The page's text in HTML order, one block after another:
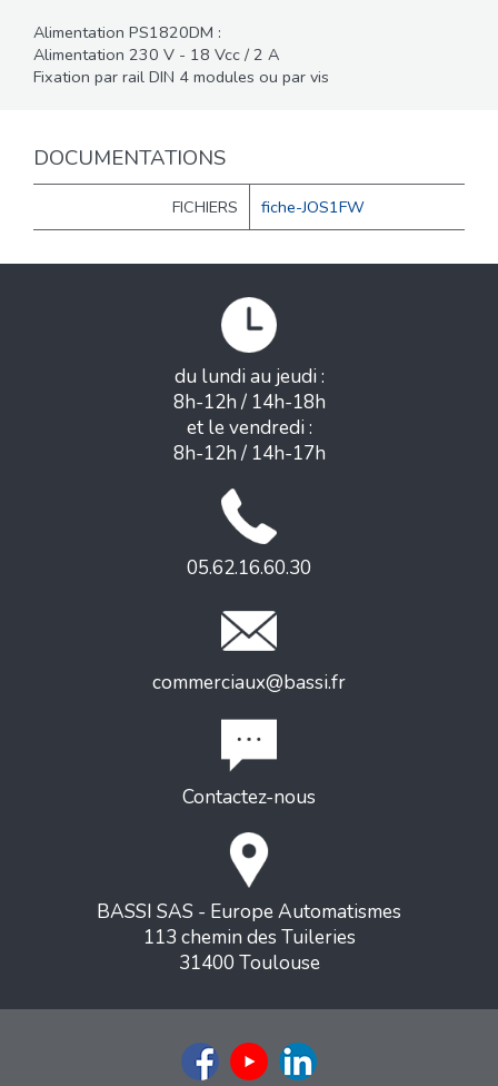
Alimentation PS1820DM :
Alimentation 230 V - 18 Vcc / 2 A
Fixation par rail DIN 4 modules ou par vis
DOCUMENTATIONS
FICHIERS fiche-JOS1FW
du lundi au jeudi :
8h-12h / 14h-18h
et le vendredi :
8h-12h / 14h-17h
05.62.16.60.30
commerciaux@bassi.fr
Contactez-nous
BASSI SAS - Europe Automatismes
113 chemin des Tuileries
31400 Toulouse